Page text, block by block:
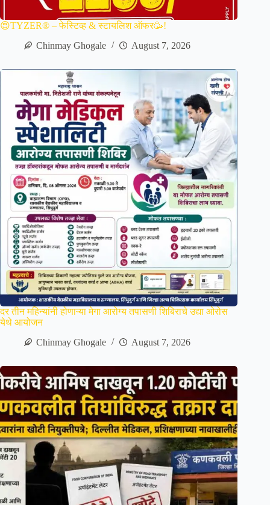
😍TYZER® – फेस्टिव्ह & स्टायलिश ऑफर🥳!
Chinmay Ghogale
August 7, 2026
दर तीन महिन्यांनी होणाऱ्या मेगा आरोग्य तपासणी शिबिराचे उद्या ओरोस
येथे आयोजन
Chinmay Ghogale
August 7, 2026